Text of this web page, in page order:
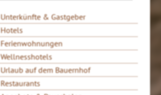
Unterkünfte & Gastgeber
Hotels
Ferienwohnungen
Wellnesshotels
Urlaub auf dem Bauernhof
Restaurants